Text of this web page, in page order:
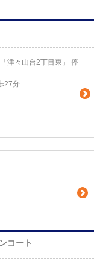
津々山台2丁目東」 停
27分
コート